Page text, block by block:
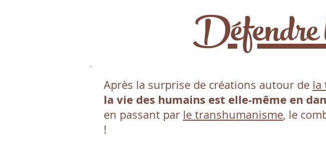
Après la surprise de créations autour de la
la vie des humains est elle-même en
en passant par le transhumanisme, le
!